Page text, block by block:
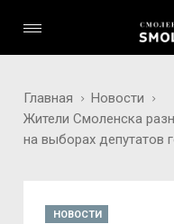
Главная
Новости
Жители Смоленска
на выборах депутатов
НОВОСТИ